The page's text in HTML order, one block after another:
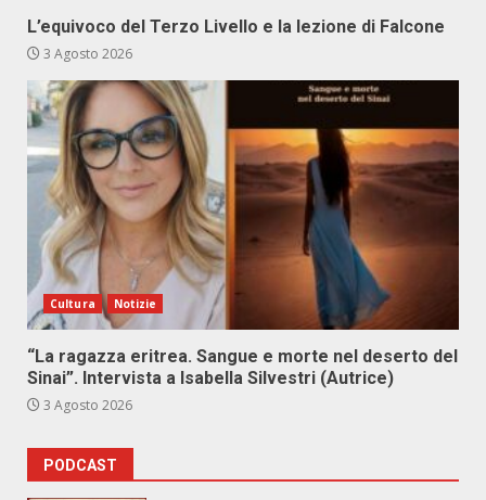
L’equivoco del Terzo Livello e la lezione di Falcone
3 Agosto 2026
Cultura Notizie
“La ragazza eritrea. Sangue e morte nel deserto del
Sinai”. Intervista a Isabella Silvestri (Autrice)
3 Agosto 2026
PODCAST